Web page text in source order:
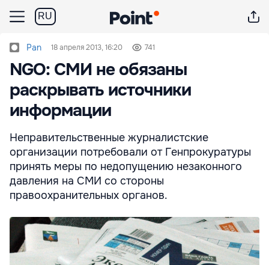
RU
Pan 18 апреля 2013, 16:20 741
NGO: СМИ не обязаны
раскрывать источники
информации
Неправительственные журналистские
организации потребовали от Генпрокуратуры
принять меры по недопущению незаконного
давления на СМИ со стороны
правоохранительных органов.